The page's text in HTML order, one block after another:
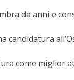
da anni e
candidatura
come miglior